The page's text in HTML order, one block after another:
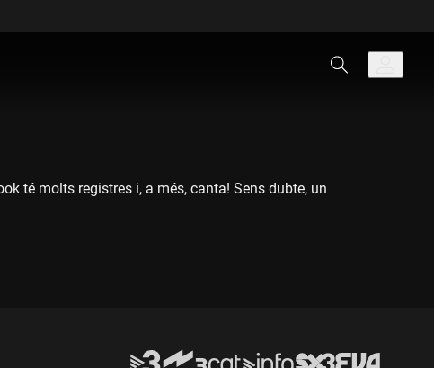
té molts registres i, a més, canta! Sens dubte, un